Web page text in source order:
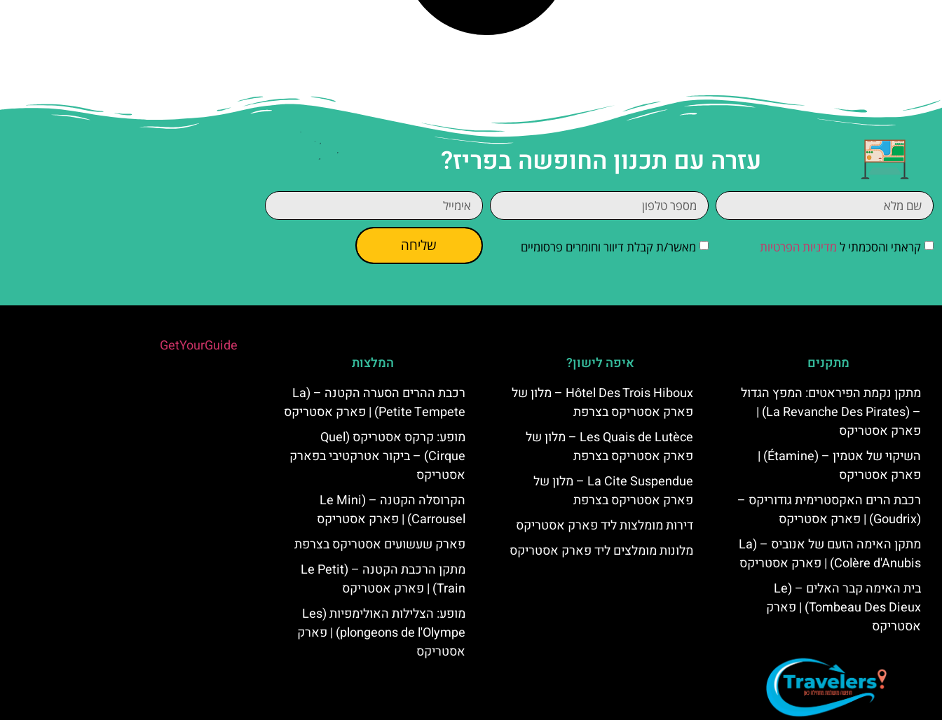
עזרה עם תכנון החופשה בפריז?
קראתי והסכמתי ל מדיניות הפרטיות מאשר/ת קבלת דיוור וחומרים פרסומיים שליחה
מתקנים
מתקן נקמת הפיראטים: המפץ הגדול
– (La Revanche Des Pirates) |
פארק אסטריקס
השיקוי של אטמין – (Étamine) |
פארק אסטריקס
רכבת הרים האקסטרימית גודוריקס –
(Goudrix) | פארק אסטריקס
מתקן האימה הזעם של אנוביס – (La
Colère d'Anubis) | פארק אסטריקס
בית האימה קבר האלים – (Le
Tombeau Des Dieux) | פארק
אסטריקס
איפה לישון?
Hôtel Des Trois Hiboux – מלון של
פארק אסטריקס בצרפת
Les Quais de Lutèce – מלון של
פארק אסטריקס בצרפת
La Cite Suspendue – מלון של
פארק אסטריקס בצרפת
דירות מומלצות ליד פארק אסטריקס
מלונות מומלצים ליד פארק אסטריקס
המלצות
רכבת ההרים הסערה הקטנה – (La
Petite Tempete) | פארק אסטריקס
מופע: קרקס אסטריקס (Quel
Cirque) – ביקור אטרקטיבי בפארק
אסטריקס
הקרוסלה הקטנה – (Le Mini
Carrousel) | פארק אסטריקס
פארק שעשועים אסטריקס בצרפת
מתקן הרכבת הקטנה – (Le Petit
Train) | פארק אסטריקס
מופע: הצלילות האולימפיות (Les
plongeons de l'Olympe) | פארק
אסטריקס
GetYourGuide